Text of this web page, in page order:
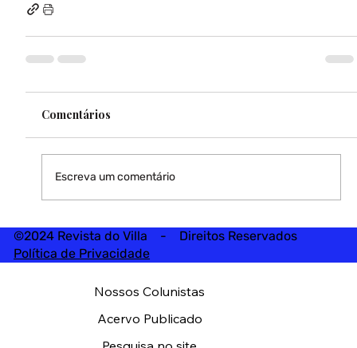
Comentários
Escreva um comentário
©2024 Revista do Villa - Direitos Reservados
Política de Privacidade
Nossos Colunistas
Acervo Publicado